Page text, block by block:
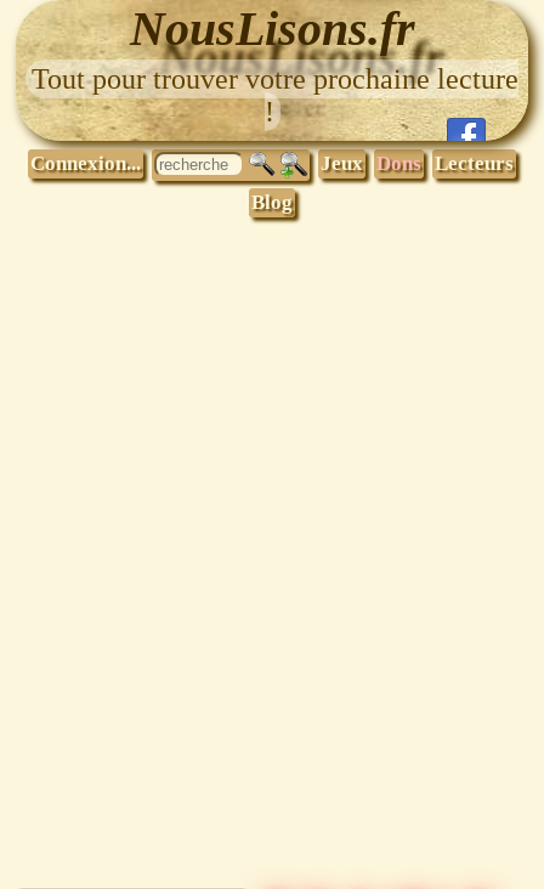
NousLisons.fr
Tout pour trouver votre prochaine lecture
!
Connexion... Jeux Dons Lecteurs
Blog